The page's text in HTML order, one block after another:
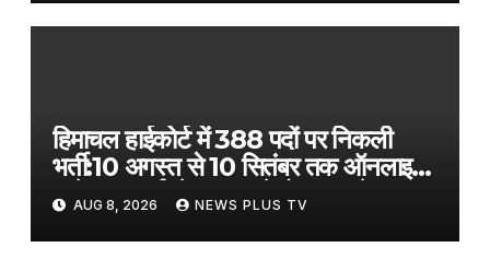
हिमाचल हाईकोर्ट में 388 पदों पर निकली
भर्ती:10 अगस्त से 10 सितंबर तक ऑनलाइन
आवेदन; क्लर्क के 141, स्टेनोग्राफर के 79
पद शामिल
AUG 8, 2026 NEWS PLUS TV